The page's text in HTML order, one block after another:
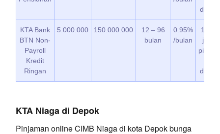
KTA Bank
BTN Non-
Payroll
Kredit
Ringan
5.000.000 150.000.000
12 – 96
bulan
0.95%
/bulan
1%
KTA Niaga di Depok
Pinjaman online CIMB Niaga di kota Depok bunga